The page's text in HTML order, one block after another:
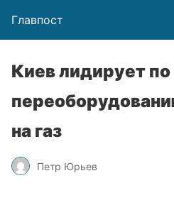
Главпост
Киев лидирует по
на газ
Петр Юрьев